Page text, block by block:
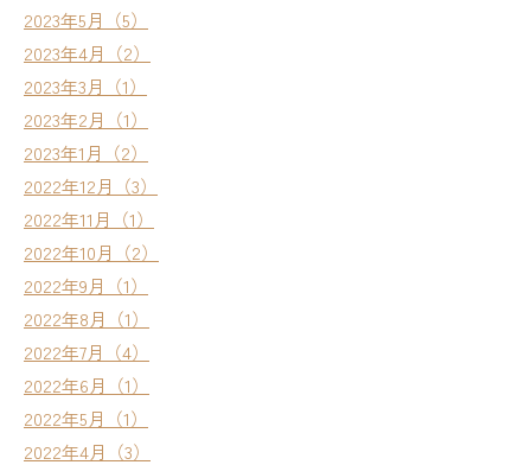
2023年5月（5）
2023年4月（2）
2023年3月（1）
2023年2月（1）
2023年1月（2）
2022年12月（3）
2022年11月（1）
2022年10月（2）
2022年9月（1）
2022年8月（1）
2022年7月（4）
2022年6月（1）
2022年5月（1）
2022年4月（3）